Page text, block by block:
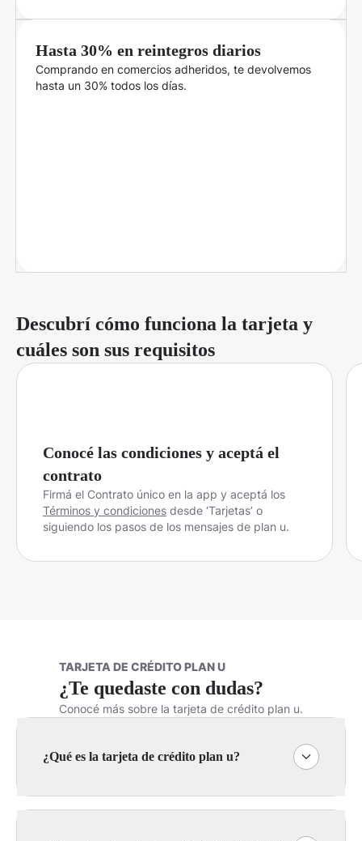
Hasta 30% en reintegros diarios
Comprando en comercios adheridos, te devolvemos
hasta un 30% todos los días.
Descubrí cómo funciona la tarjeta y
cuáles son sus requisitos
Conocé las condiciones y aceptá el
contrato
Firmá el Contrato único en la app y aceptá los
Términos y condiciones desde ‘Tarjetas’ o
siguiendo los pasos de los mensajes de plan u.
TARJETA DE CRÉDITO PLAN U
¿Te quedaste con dudas?
Conocé más sobre la tarjeta de crédito plan u.
¿Qué es la tarjeta de crédito plan u?